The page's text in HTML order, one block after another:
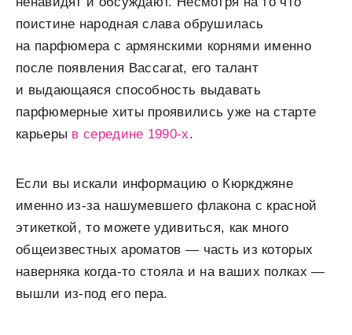
поистине народная слава обрушилась
на парфюмера с армянскими корнями именно
после появления Baccarat, его талант
и выдающаяся способность выдавать
парфюмерные хиты проявились уже на старте
карьеры в середине 1990-х.
Если вы искали информацию о Кюркджяне
именно из-за нашумевшего флакона с красной
этикеткой, то можете удивиться, как много
общеизвестных ароматов — часть из которых
наверняка когда-то стояла и на ваших полках —
вышли из-под его пера.